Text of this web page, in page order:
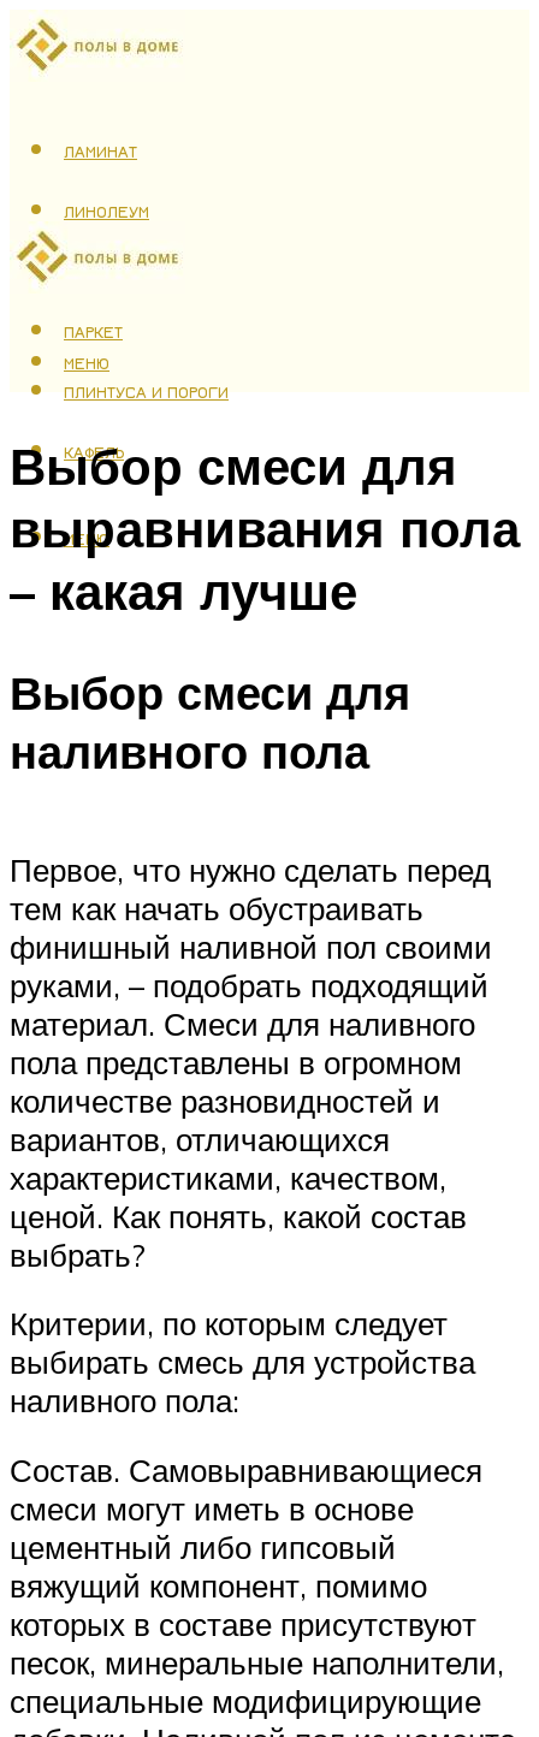
ЛАМИНАТ
ЛИНОЛЕУМ
ТЕПЛЫЙ ПОЛ
ПАРКЕТ
ПЛИНТУСА И ПОРОГИ
КАФЕЛЬ
МЕНЮ
МЕНЮ
Выбор смеси для
выравнивания пола
– какая лучше
Выбор смеси для
наливного пола
Первое, что нужно сделать перед
тем как начать обустраивать
финишный наливной пол своими
руками, – подобрать подходящий
материал. Смеси для наливного
пола представлены в огромном
количестве разновидностей и
вариантов, отличающихся
характеристиками, качеством,
ценой. Как понять, какой состав
выбрать?
Критерии, по которым следует
выбирать смесь для устройства
наливного пола:
Состав. Самовыравнивающиеся
смеси могут иметь в основе
цементный либо гипсовый
вяжущий компонент, помимо
которых в составе присутствуют
песок, минеральные наполнители,
специальные модифицирующие